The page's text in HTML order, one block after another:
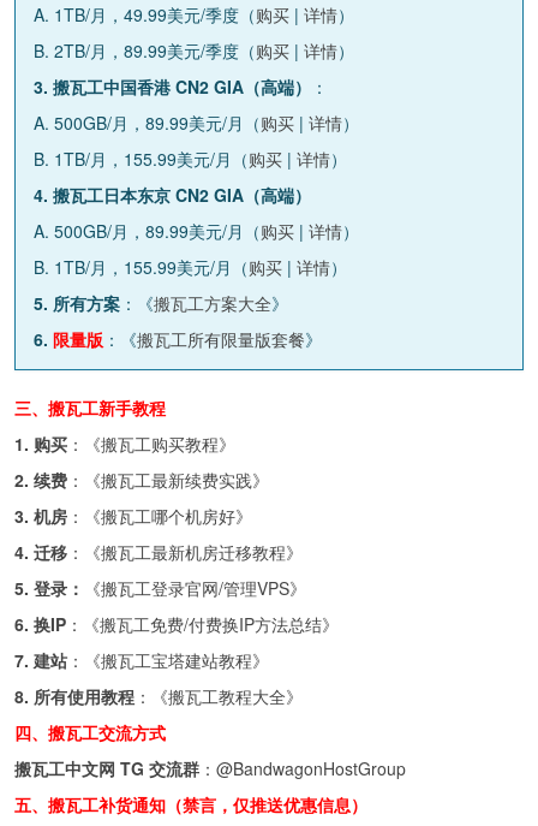
A. 1TB/月，49.99美元/季度（购买 | 详情）
B. 2TB/月，89.99美元/季度（购买 | 详情）
3. 搬瓦工中国香港 CN2 GIA（高端）
：
A. 500GB/月，89.99美元/月（购买 | 详情）
B. 1TB/月，155.99美元/月（购买 | 详情）
4. 搬瓦工日本东京 CN2 GIA（高端）
A. 500GB/月，89.99美元/月（购买 | 详情）
B. 1TB/月，155.99美元/月（购买 | 详情）
5. 所有方案 ：《搬瓦工方案大全》
6. 限量版 ：《搬瓦工所有限量版套餐》
三、搬瓦工新手教程
1. 购买 ：《搬瓦工购买教程》
2. 续费 ：《搬瓦工最新续费实践》
3. 机房 ：《搬瓦工哪个机房好》
4. 迁移 ：《搬瓦工最新机房迁移教程》
5. 登录：
《搬瓦工登录官网/管理VPS》
6. 换IP ：《搬瓦工免费/付费换IP方法总结》
7. 建站 ：《搬瓦工宝塔建站教程》
8. 所有使用教程 ：《搬瓦工教程大全》
四、搬瓦工交流方式
搬瓦工中文网 TG 交流群 ： @BandwagonHostGroup
五、搬瓦工补货通知（禁言，仅推送优惠信息）